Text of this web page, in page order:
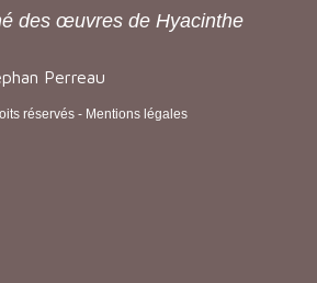
des œuvres de Hyacinthe
Perreau
réservés - Mentions légales